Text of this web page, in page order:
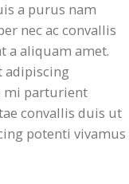
a purus nam
nec ac convallis
a aliquam amet.
adipiscing
mi parturient
convallis duis ut
potenti vivamus